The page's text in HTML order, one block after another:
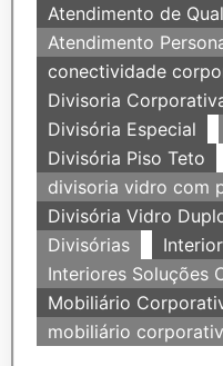
Atendimento de
Atendimento
conectividade
Divisoria
Divisória Especial
Divisória Piso Teto
divisoria vidro com
Divisória Vidro
Divisórias
Interiores Soluções
Mobiliário
mobiliário